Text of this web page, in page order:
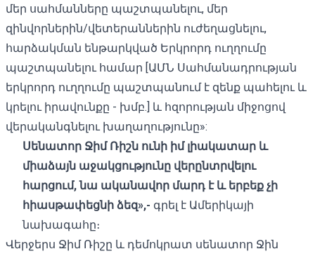
մեր սահմանները պաշտպանելու, մեր
զինվորներին/վետերաններին ուժեղացնելու,
հարձակման ենթարկված Երկրորդ ուղղումը
պաշտպանելու համար [ԱՄՆ Սահմանադրության
երկրորդ ուղղումը պաշտպանում է զենք պահելու և
կրելու իրավունքը - խմբ.] և հզորության միջոցով
վերականգնելու խաղաղությունը»:
Սենատոր Ջիմ Ռիշն ունի իմ լիակատար և
միաձայն աջակցությունը վերընտրվելու
հարցում, նա ականավոր մարդ է և երբեք չի
հիասթափեցնի ձեզ»,- գրել է Ամերիկայի
նախագահը։
Վերջերս Ջիմ Ռիշը և դեմոկրատ սենատոր Ջին